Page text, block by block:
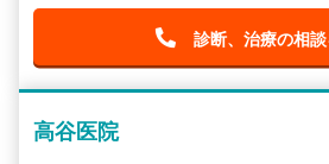
診断、治療の相
高谷医院